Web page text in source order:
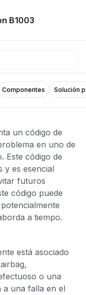
B1003
Componentes Solución
un código de
en uno de
Este código de
y es esencial
futuros
código puede
a tiempo.
está asociado
o una
a una falla en el